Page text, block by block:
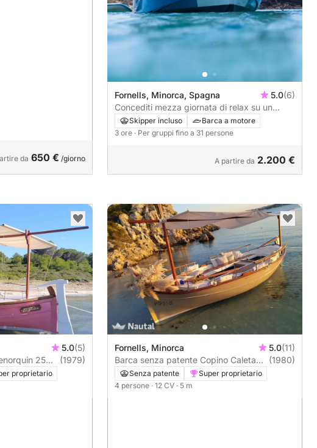
da 650 € /giorno
Fornells, Minorca, Spagna 5.0(6)
Concediti mezza giornata di relax su un
motoscafo a Fornells, Minorca.
Skipper incluso
Barca a motore
3 ore · Per gruppi fino a 31 persone
A partire da 2.200 €
5.0(5)
(1979)
proprietario
Fornells, Minorca 5.0(11)
Barca senza patente Copino Caleta
12CV
(1980)
Senza patente
Super proprietario
4 persone · 12 CV · 5 m